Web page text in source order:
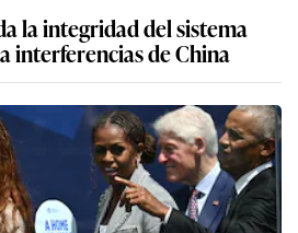
la integridad del sistema
interferencias de China